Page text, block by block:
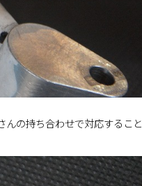
んの持ち合わせで対応すること